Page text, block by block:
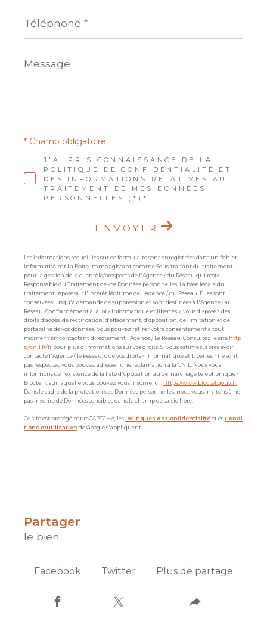
*
Message
*
J'AI PRIS CONNAISSANCE DE LA
POLITIQUE DE CONFIDENTIALITÉ ET
DES INFORMATIONS RELATIVES AU
TRAITEMENT DE MES DONNÉES
PERSONNELLES (*)*
* Champ obligatoire
ENVOYER
Les informations recueillies sur ce formulaire sont enregistrées dans un fichier
informatisé par La Boite Immo agissant comme Sous-traitant du traitement
pour la gestion de la clientèle/prospects de l'Agence / du Réseau qui reste
Responsable du Traitement de vos Données personnelles. La base légale du
traitement repose sur l'intérêt légitime de l'Agence / du Réseau. Elles sont
conservées jusqu'à demande de suppression et sont destinées à l'Agence / au
Réseau. Conformément à la loi « informatique et libertés », vous disposez des
droits d’accès, de rectification, d’effacement, d’opposition, de limitation et de
portabilité de vos données. Vous pouvez retirer votre consentement à tout
moment en contactant directement l’Agence / Le Réseau. Consultez le site http
s://cnil.fr/fr pour plus d’informations sur vos droits. Si vous estimez, après avoir
contacté l'Agence / le Réseau, que vos droits « Informatique et Libertés » ne sont
pas respectés, vous pouvez adresser une réclamation à la CNIL. Nous vous
informons de l’existence de la liste d'opposition au démarchage téléphonique «
Bloctel », sur laquelle vous pouvez vous inscrire ici : https://www.bloctel.gouv.fr
Dans le cadre de la protection des Données personnelles, nous vous invitons à ne
pas inscrire de Données sensibles dans le champ de saisie libre.
Ce site est protégé par reCAPTCHA, lesPolitiques de Confidentialitéet es Condi
tions d'utilisation de Google s'appliquent.
partager
le bien
Facebook Twitter Plus de partage